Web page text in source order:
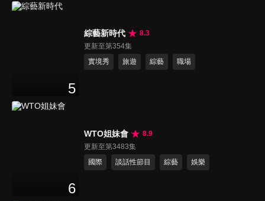
5
綜藝新時代
8.3
更新至第354集
實境秀
旅遊 綜藝 職場
6
WTO姐妹會
8.9
更新至第3483集
國際
談話性節目 綜藝 娛樂